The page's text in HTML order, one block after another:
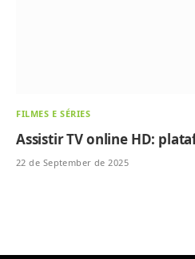
FILMES E SÉRIES
Assistir TV online HD:
22 de September de 2025